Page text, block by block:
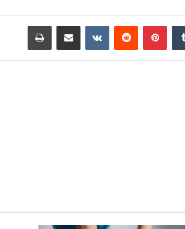
بينتيريست مشاركة عبر البريد طباعة